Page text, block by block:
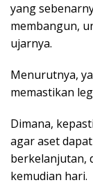
yang
membangun,
ujarnya.
Menurutnya,
memastikan
Dimana,
agar aset
berkelanjutan,
kemudian hari.